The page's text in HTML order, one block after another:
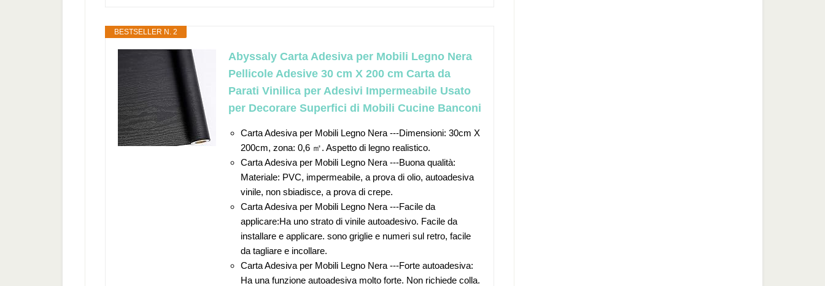
BESTSELLER N. 2
Abyssaly Carta Adesiva per Mobili Legno Nera
Pellicole Adesive 30 cm X 200 cm Carta da
Parati Vinilica per Adesivi Impermeabile Usato
per Decorare Superfici di Mobili Cucine Banconi
Carta Adesiva per Mobili Legno Nera ---Dimensioni: 30cm X
200cm, zona: 0,6 ㎡. Aspetto di legno realistico.
Carta Adesiva per Mobili Legno Nera ---Buona qualità:
Materiale: PVC, impermeabile, a prova di olio, autoadesiva
vinile, non sbiadisce, a prova di crepe.
Carta Adesiva per Mobili Legno Nera ---Facile da
applicare:Ha uno strato di vinile autoadesivo. Facile da
installare e applicare. sono griglie e numeri sul retro, facile
da tagliare e incollare.
Carta Adesiva per Mobili Legno Nera ---Forte autoadesiva:
Ha una funzione autoadesiva molto forte. Non richiede colla.